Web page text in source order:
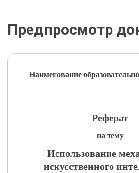
Предпросмотр
Наименование
Реферат
на тему
Использование
искусственного